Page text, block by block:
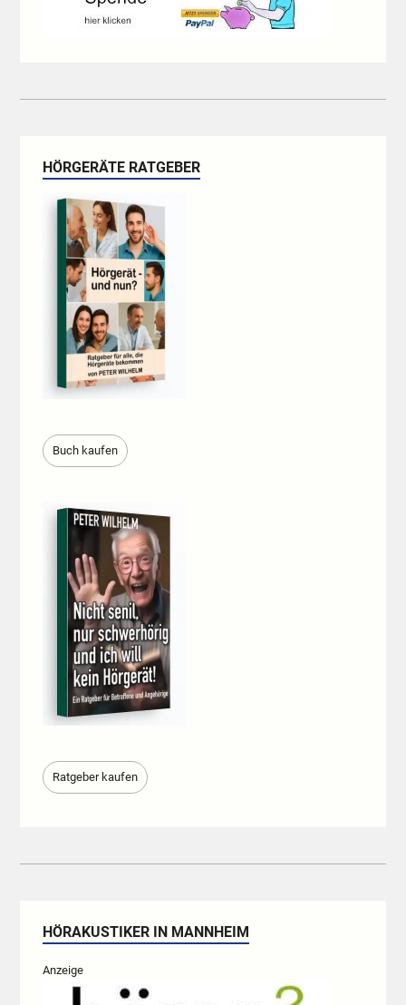
HÖRGERÄTE RATGEBER
Buch kaufen
Ratgeber kaufen
HÖRAKUSTIKER IN MANNHEIM
Anzeige